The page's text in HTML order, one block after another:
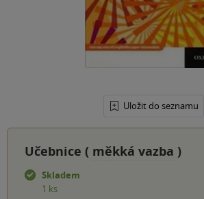
Uložit do seznamu
Učebnice ( měkká vazba )
Skladem
1 ks